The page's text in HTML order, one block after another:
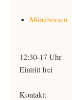
Münzbörsen
12:30-17 Uhr
Eintritt frei
Kontakt: